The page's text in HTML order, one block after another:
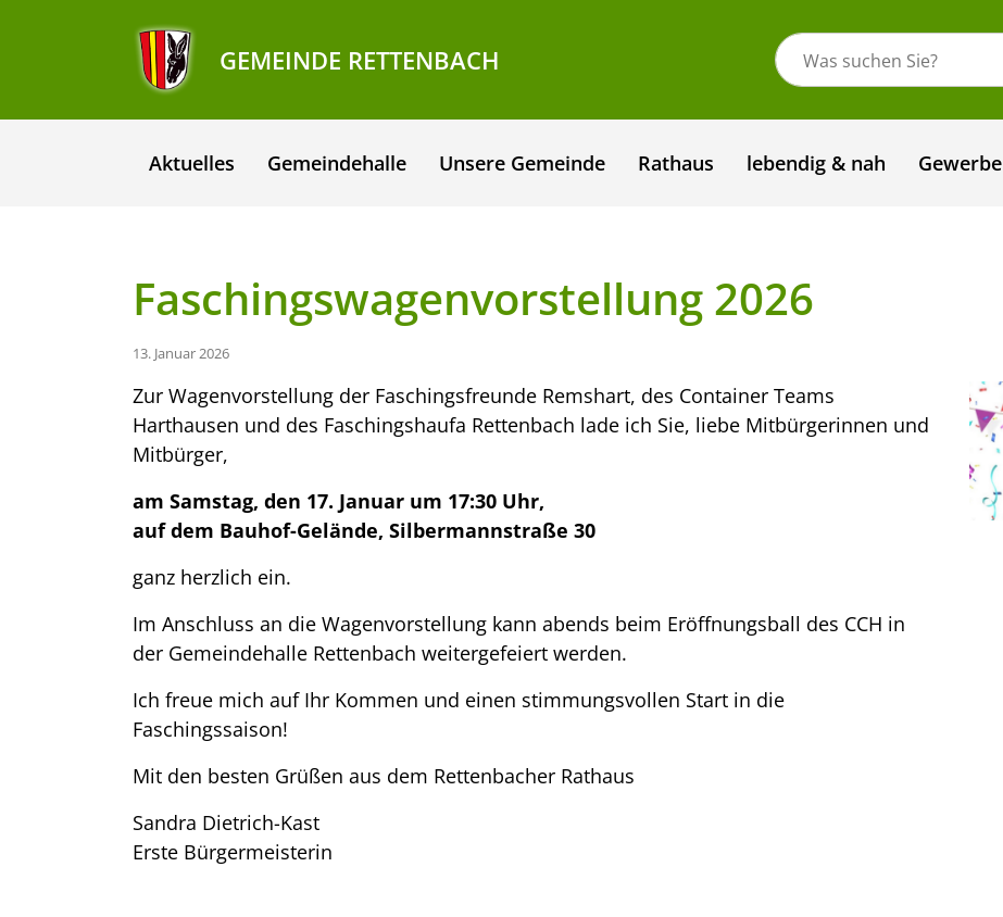
GEMEINDE RETTENBACH
Aktuelles Gemeindehalle Unsere Gemeinde Rathaus lebendig & nah Gewerbe
Faschingswagenvorstellung 2026
13. Januar 2026
Zur Wagenvorstellung der Faschingsfreunde Remshart, des Container Teams
Harthausen und des Faschingshaufa Rettenbach lade ich Sie, liebe Mitbürgerinnen und
Mitbürger,
am Samstag, den 17. Januar um 17:30 Uhr,
auf dem Bauhof-Gelände, Silbermannstraße 30
ganz herzlich ein.
Im Anschluss an die Wagenvorstellung kann abends beim Eröffnungsball des CCH in
der Gemeindehalle Rettenbach weitergefeiert werden.
Ich freue mich auf Ihr Kommen und einen stimmungsvollen Start in die
Faschingssaison!
Mit den besten Grüßen aus dem Rettenbacher Rathaus
Sandra Dietrich-Kast
Erste Bürgermeisterin